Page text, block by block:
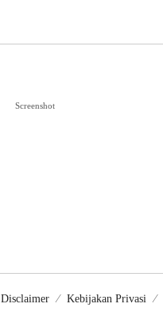
Screenshot
Disclaimer Kebijakan Privasi